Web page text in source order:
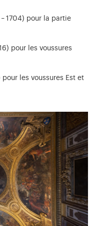
– 1704) pour la partie
pour les voussures
pour les voussures Est et